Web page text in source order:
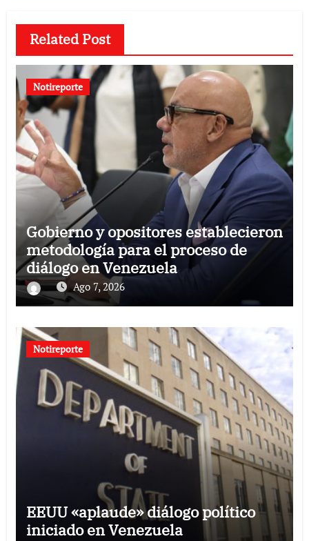
Related Post
Notireporte
Gobierno y opositores establecieron
metodología para el proceso de
diálogo en Venezuela
Ago 7, 2026
Notireporte
EEUU «aplaude» diálogo político
iniciado en Venezuela